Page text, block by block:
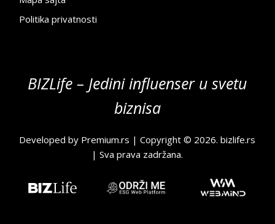
Politika privatnosti
BIZLife – Jedini influenser u svetu
biznisa
Developed by Premium.rs | Copyright © 2026.bizlife.rs
| Sva prava zadržana.